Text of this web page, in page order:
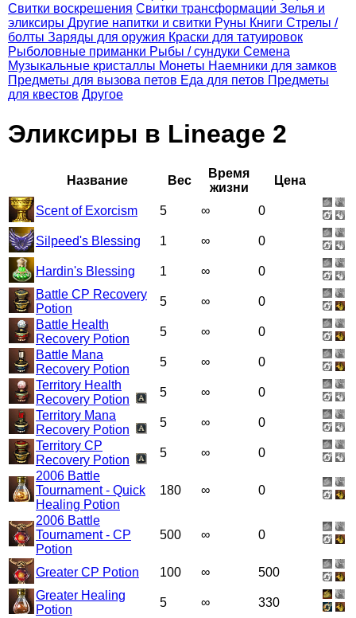
Свитки воскрешения Свитки трансформации Зелья и
эликсиры Другие напитки и свитки Руны Книги Стрелы /
болты Заряды для оружия Краски для татуировок
Рыболовные приманки Рыбы / сундуки Семена
Музыкальные кристаллы Монеты Наемники для замков
Предметы для вызова петов Еда для петов Предметы
для квестов Другое
Эликсиры в Lineage 2
Название Вес
Время
жизни
Цена
Scent of Exorcism 5 ∞ 0
Silpeed's Blessing 1 ∞ 0
Hardin's Blessing 1 ∞
0
Battle CP Recovery
Potion
5 ∞
0
Battle Health
Recovery Potion
5 ∞
0
Battle Mana
Recovery Potion
5 ∞
0
Territory Health
Recovery Potion
5 ∞
0
Territory Mana
Recovery Potion
5 ∞
0
Territory CP
Recovery Potion
5 ∞
0
2006 Battle
Tournament - Quick
Healing Potion
180 ∞ 0
2006 Battle
Tournament - CP
Potion
500 ∞ 0
Greater CP Potion 100 ∞
500
Greater Healing
Potion
5 ∞
330